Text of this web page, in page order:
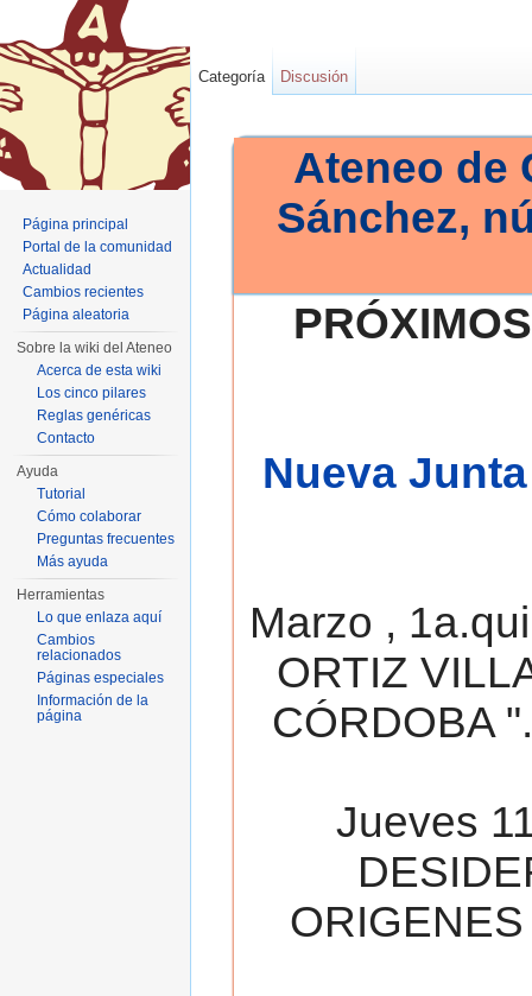
Ateneo de
Sánchez,
Nueva
Marzo ,
ORTIZ
CÓRDOBA
Jueves
Categoría Discusión
Página principal
Portal de la comunidad
Actualidad
Cambios recientes
Página aleatoria
Sobre la wiki del Ateneo
Acerca de esta wiki
Los cinco pilares
Reglas genéricas
Contacto
Ayuda
Tutorial
Cómo colaborar
Preguntas frecuentes
Más ayuda
Herramientas
Lo que enlaza aquí
Cambios
relacionados
Páginas especiales
Información de la
página